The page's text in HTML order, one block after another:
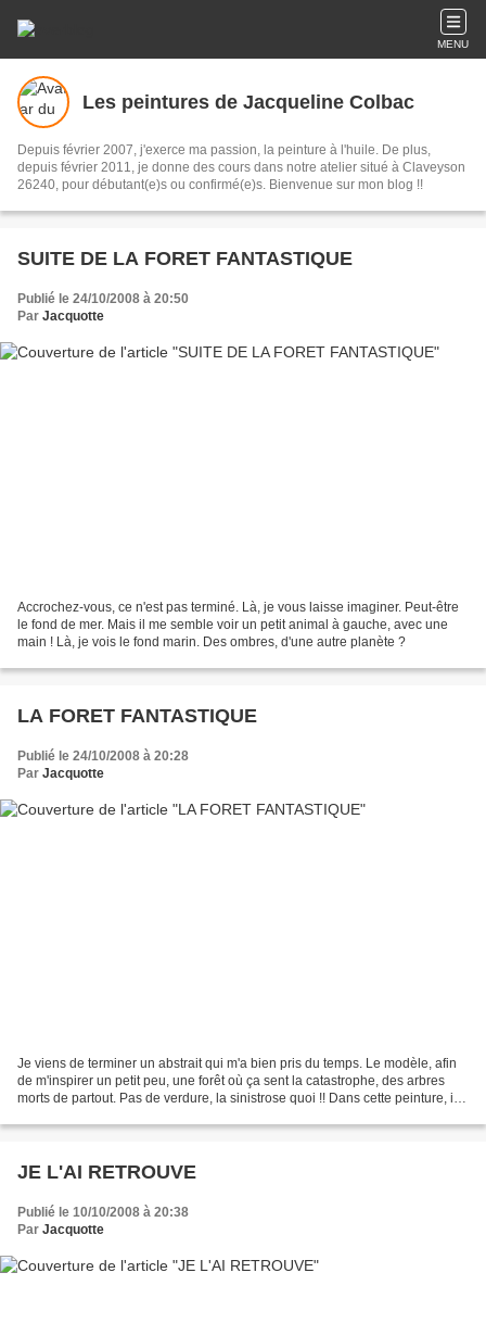
MENU
Les peintures de Jacqueline Colbac
Depuis février 2007, j'exerce ma passion, la peinture à l'huile. De plus,
depuis février 2011, je donne des cours dans notre atelier situé à Claveyson
26240, pour débutant(e)s ou confirmé(e)s. Bienvenue sur mon blog !!
SUITE DE LA FORET FANTASTIQUE
Publié le 24/10/2008 à 20:50
Par Jacquotte
Accrochez-vous, ce n'est pas terminé. Là, je vous laisse imaginer. Peut-être
le fond de mer. Mais il me semble voir un petit animal à gauche, avec une
main ! Là, je vois le fond marin. Des ombres, d'une autre planète ?
LA FORET FANTASTIQUE
Publié le 24/10/2008 à 20:28
Par Jacquotte
Je viens de terminer un abstrait qui m'a bien pris du temps. Le modèle, afin
de m'inspirer un petit peu, une forêt où ça sent la catastrophe, des arbres
morts de partout. Pas de verdure, la sinistrose quoi !! Dans cette peinture, il
JE L'AI RETROUVE
Publié le 10/10/2008 à 20:38
Par Jacquotte